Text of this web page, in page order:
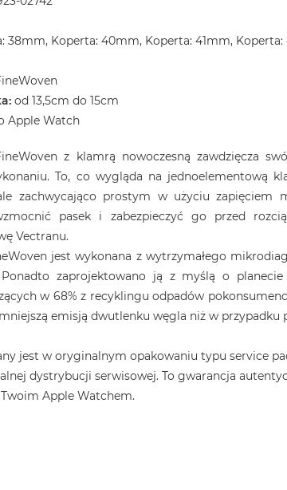
38mm, Koperta: 40mm, Koperta: 41mm,
od 13,5cm do 15cm
Apple Watch
z klamrą nowoczesną zawdzięcza
To, co wygląda na jednoelementową
zachwycająco prostym w użyciu zapięciem
pasek i zabezpieczyć go przed
Vectranu.
jest wykonana z wytrzymałego
zaprojektowano ją z myślą o
w 68% z recyklingu odpadów
emisją dwutlenku węgla niż w przypadku
jest w oryginalnym opakowaniu typu service
dystrybucji serwisowej. To gwarancja
Apple Watchem.